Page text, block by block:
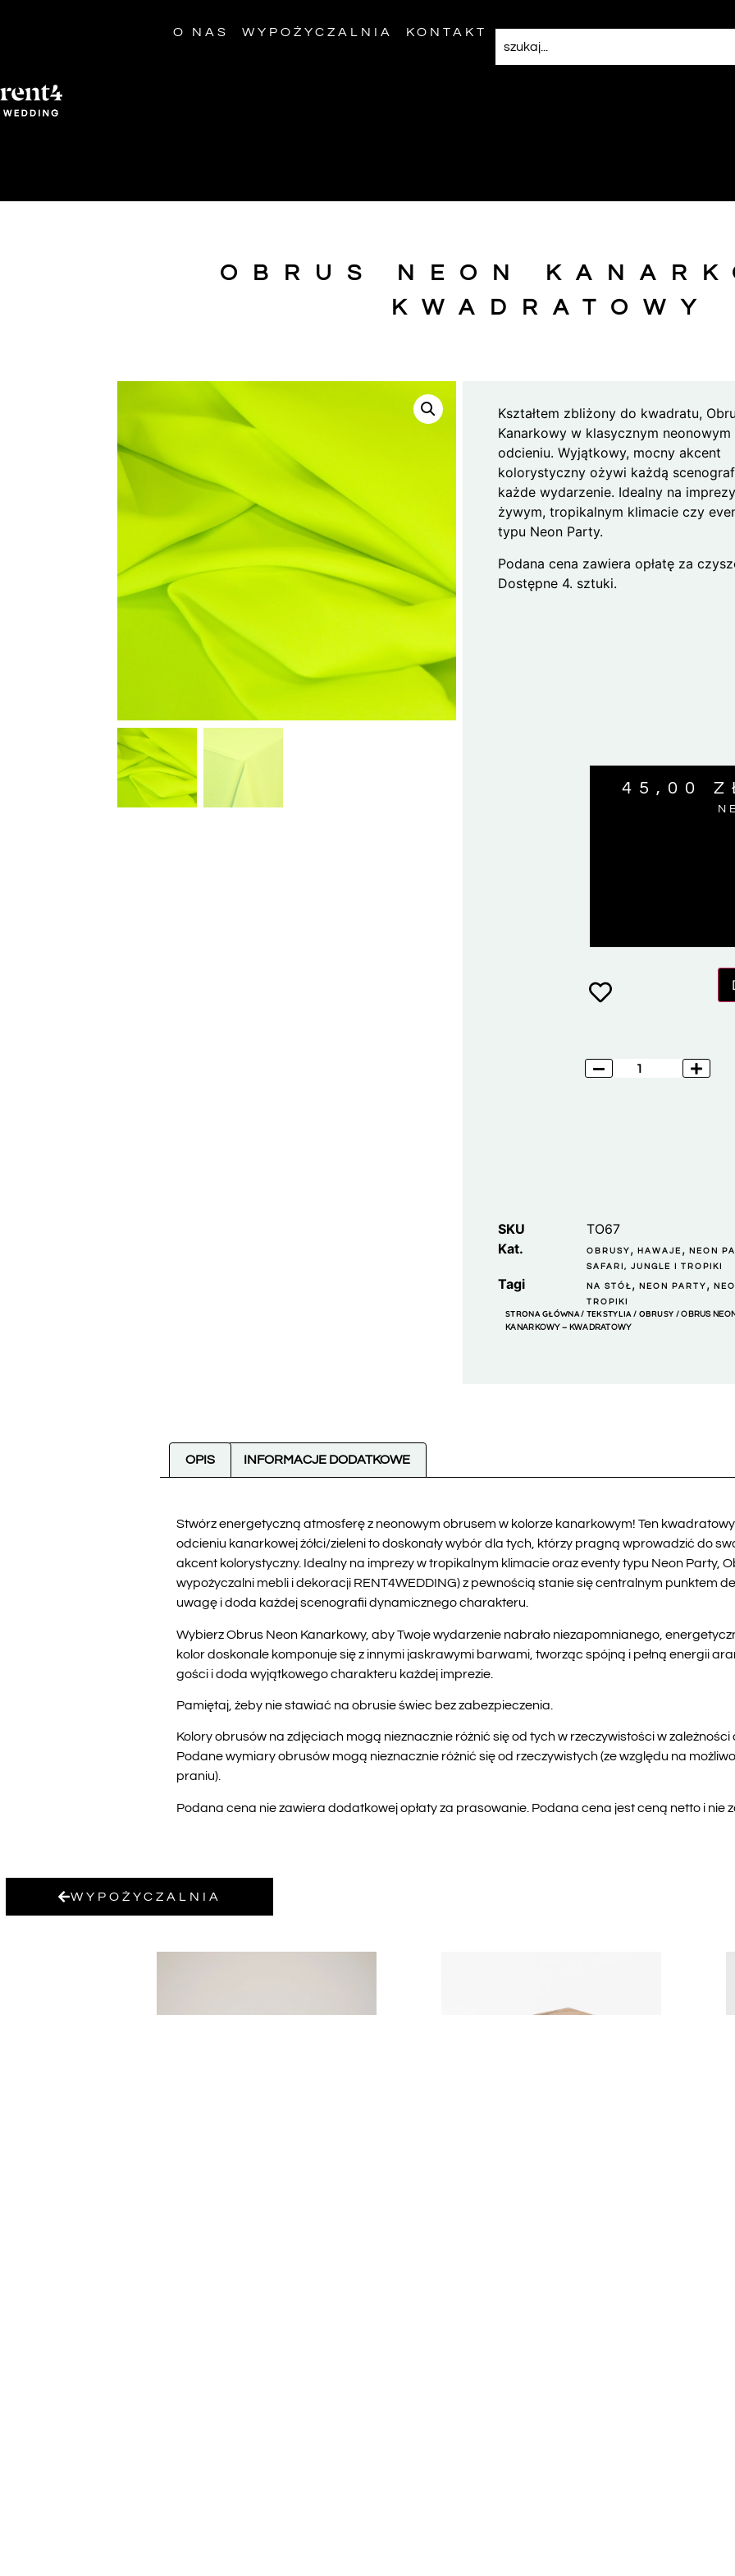
O NAS WYPOŻYCZALNIA KONTAKT
OBRUS NEON
KWADRATOWY
Kształtem zbliżony do kwadratu,
Kanarkowy w klasycznym neonowym
odcieniu. Wyjątkowy, mocny akcent
kolorystyczny ożywi każdą
każde wydarzenie. Idealny na
żywym, tropikalnym klimacie czy
typu Neon Party.
Podana cena zawiera opłatę za
Dostępne 4. sztuki.
45,00
SKU
TO67
Kat.
OBRUSY ,HAWAJE ,NEON
SAFARI, JUNGLE I TROPIKI
Tagi NA STÓŁ ,NEON PARTY ,
TROPIKI
STRONA GŁÓWNA/ TEKSTYLIA/ OBRUSY / OBRUS NEON
KANARKOWY – KWADRATOWY
OPIS INFORMACJE DODATKOWE
Stwórz energetyczną atmosferę z neonowym obrusem w kolorze kanarkowym! Ten
odcieniu kanarkowej żółci/zieleni to doskonały wybór dla tych, którzy pragną wprowadzić do
akcent kolorystyczny. Idealny na imprezy w tropikalnym klimacie oraz eventy typu Neon Party,
wypożyczalni mebli i dekoracji RENT4WEDDING) z pewnością stanie się centralnym punktem
uwagę i doda każdej scenografii dynamicznego charakteru.
Wybierz Obrus Neon Kanarkowy, aby Twoje wydarzenie nabrało niezapomnianego,
kolor doskonale komponuje się z innymi jaskrawymi barwami, tworząc spójną i pełną energii
gości i doda wyjątkowego charakteru każdej imprezie.
Pamiętaj, żeby nie stawiać na obrusie świec bez zabezpieczenia.
Kolory obrusów na zdjęciach mogą nieznacznie różnić się od tych w rzeczywistości w zależności
Podane wymiary obrusów mogą nieznacznie różnić się od rzeczywistych (ze względu na
praniu).
Podana cena nie zawiera dodatkowej opłaty za prasowanie. Podana cena jest ceną netto i nie
WYPOŻYCZALNIA